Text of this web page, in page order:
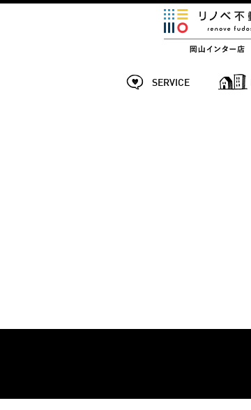
SERVICE